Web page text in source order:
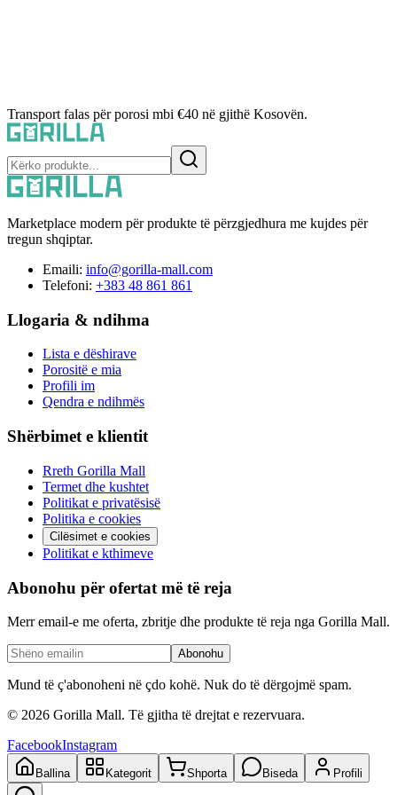
Transport falas për porosi mbi €40 në gjithë Kosovën.
Marketplace modern për produkte të përzgjedhura me kujdes për
tregun shqiptar.
Emaili: info@gorilla-mall.com
Telefoni: +383 48 861 861
Llogaria & ndihma
Lista e dëshirave
Porositë e mia
Profili im
Qendra e ndihmës
Shërbimet e klientit
Rreth Gorilla Mall
Termet dhe kushtet
Politikat e privatësisë
Politika e cookies
Cilësimet e cookies
Politikat e kthimeve
Abonohu për ofertat më të reja
Merr email-e me oferta, zbritje dhe produkte të reja nga Gorilla Mall.
Abonohu
Mund të ç'abonoheni në çdo kohë. Nuk do të dërgojmë spam.
© 2026 Gorilla Mall. Të gjitha të drejtat e rezervuara.
FacebookInstagram
Ballina Kategorit Shporta Biseda Profili